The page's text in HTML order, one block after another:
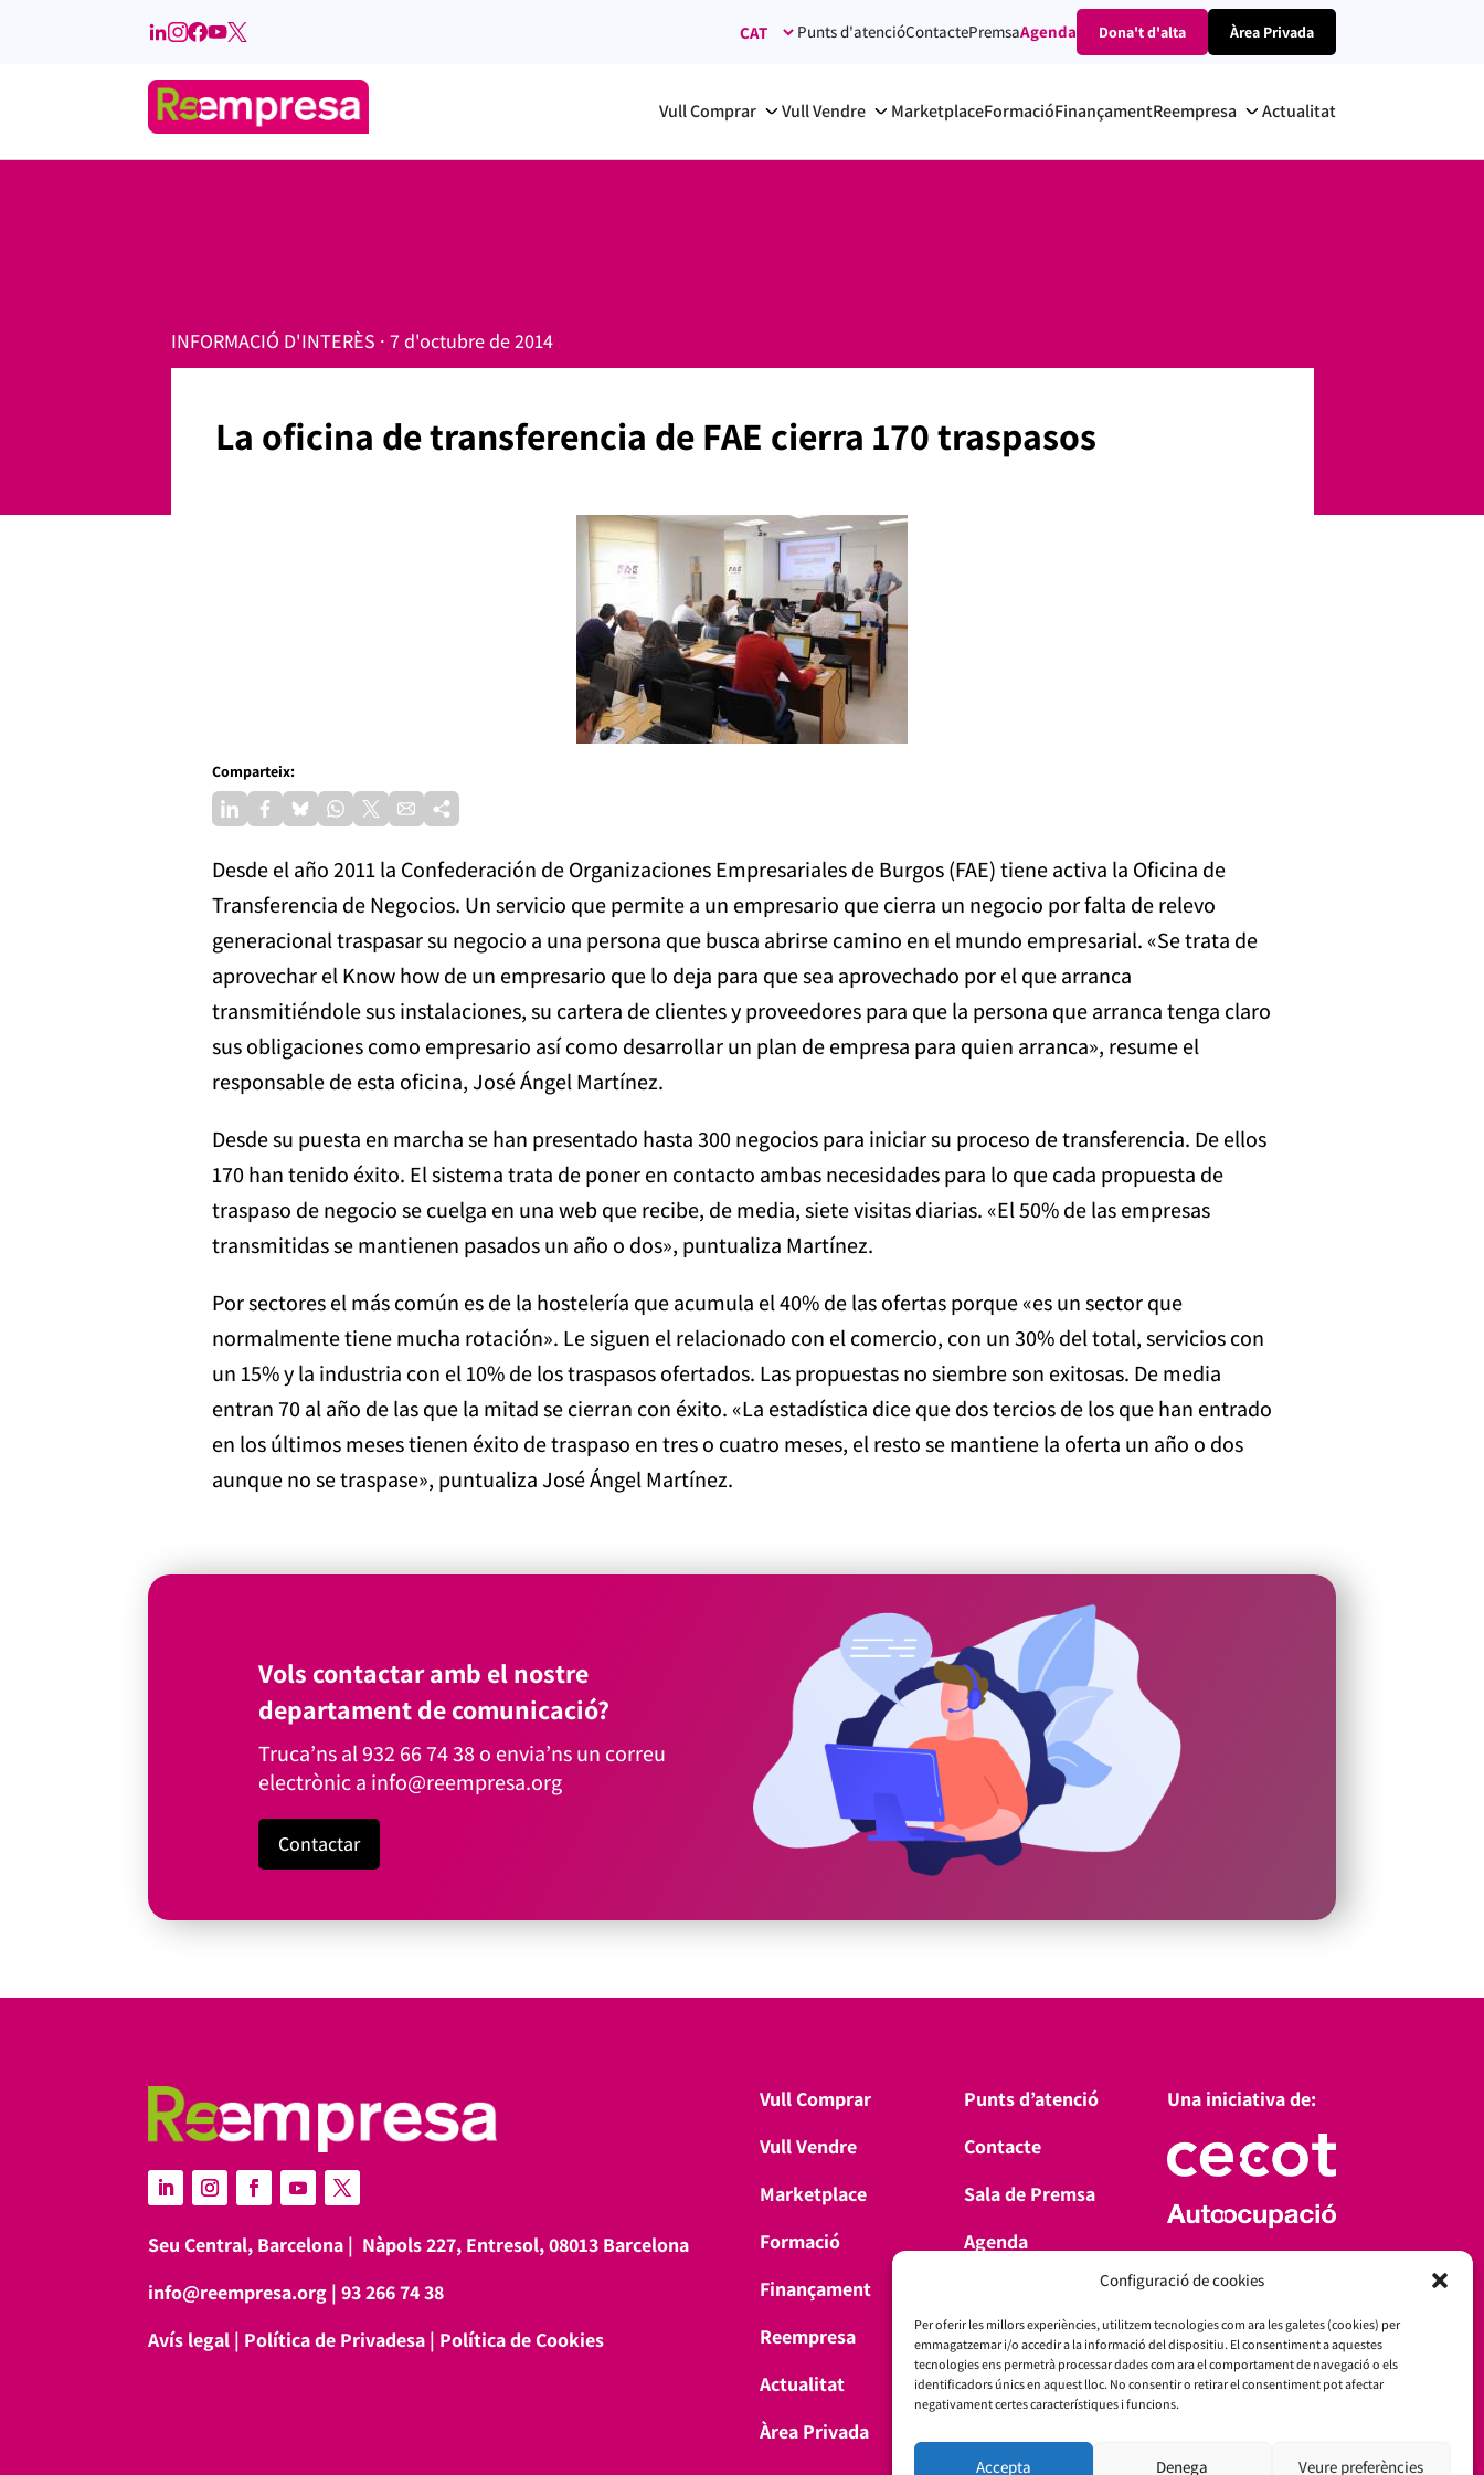
Configuració de cookies
Per oferir les millors experiències, utilitzem tecnologies com ara les galetes (cookies) per
emmagatzemar i/o accedir a la informació del dispositiu. El consentiment a aquestes
tecnologies ens permetrà processar dades com ara el comportament de navegació o els
identificadors únics en aquest lloc. No consentir o retirar el consentiment pot afectar
negativament certes característiques i funcions.
Accepta Denega Veure preferències
Punts d'atencióContactePremsaAgenda Dona't d'alta Àrea Privada
Vull Comprar Vull Vendre MarketplaceFormacióFinançamentReempresa Actualitat
INFORMACIÓ D'INTERÈS · 7 d'octubre de 2014
La oficina de transferencia de FAE cierra 170 traspasos
Comparteix:
Desde el año 2011 la Confederación de Organizaciones Empresariales de Burgos (FAE) tiene activa la Oficina de
Transferencia de Negocios. Un servicio que permite a un empresario que cierra un negocio por falta de relevo
generacional traspasar su negocio a una persona que busca abrirse camino en el mundo empresarial. «Se trata de
aprovechar el Know how de un empresario que lo deja para que sea aprovechado por el que arranca
transmitiéndole sus instalaciones, su cartera de clientes y proveedores para que la persona que arranca tenga claro
sus obligaciones como empresario así como desarrollar un plan de empresa para quien arranca», resume el
responsable de esta oficina, José Ángel Martínez.
Desde su puesta en marcha se han presentado hasta 300 negocios para iniciar su proceso de transferencia. De ellos
170 han tenido éxito. El sistema trata de poner en contacto ambas necesidades para lo que cada propuesta de
traspaso de negocio se cuelga en una web que recibe, de media, siete visitas diarias. «El 50% de las empresas
transmitidas se mantienen pasados un año o dos», puntualiza Martínez.
Por sectores el más común es de la hostelería que acumula el 40% de las ofertas porque «es un sector que
normalmente tiene mucha rotación». Le siguen el relacionado con el comercio, con un 30% del total, servicios con
un 15% y la industria con el 10% de los traspasos ofertados. Las propuestas no siembre son exitosas. De media
entran 70 al año de las que la mitad se cierran con éxito. «La estadística dice que dos tercios de los que han entrado
en los últimos meses tienen éxito de traspaso en tres o cuatro meses, el resto se mantiene la oferta un año o dos
aunque no se traspase», puntualiza José Ángel Martínez.
Vols contactar amb el nostre
departament de comunicació?
Truca’ns al932 66 74 38o envia’ns un correu
electrònic a info@reempresa.org
Contactar
Seu Central, Barcelona | Nàpols 227, Entresol, 08013 Barcelona
info@reempresa.org |93 266 74 38
Avís legal | Política de Privadesa | Política de Cookies
Vull Comprar
Vull Vendre
Marketplace
Formació
Finançament
Reempresa
Actualitat
Àrea Privada
Punts d’atenció
Contacte
Sala de Premsa
Agenda
Una iniciativa de:
Amb el suport de: